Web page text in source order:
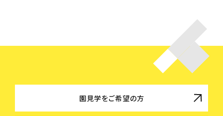
園見学をご希望の方